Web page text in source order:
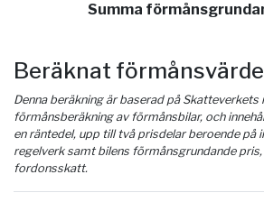
Summa
Beräknat
Denna beräkning är baserad på Skatteverkets
förmånsberäkning av förmånsbilar, och
en räntedel, upp till två prisdelar beroende på
regelverk samt bilens förmånsgrundande
fordonsskatt.